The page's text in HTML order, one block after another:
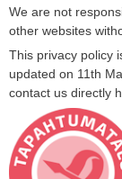
We are not
other websites
This privacy policy
updated on 11th
contact us directly